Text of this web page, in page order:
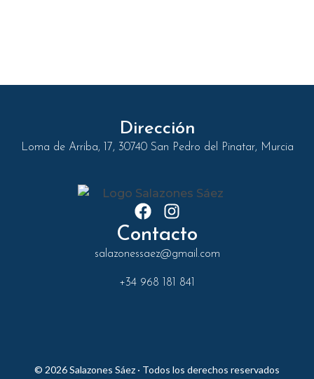
Dirección
Loma de Arriba, 17, 30740 San Pedro del Pinatar, Murcia
Contacto
salazonessaez@gmail.com
+34 968 181 841
© 2026 Salazones Sáez · Todos los derechos reservados